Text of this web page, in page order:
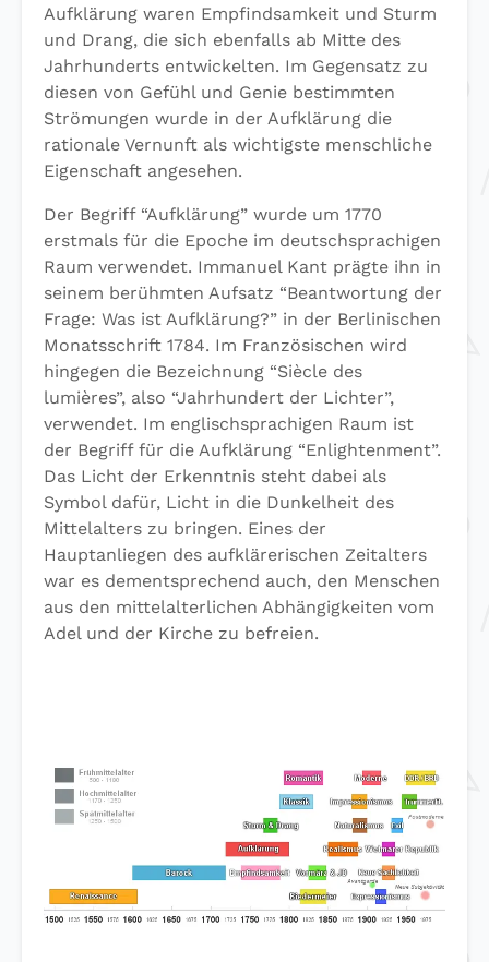
Aufklärung waren Empfindsamkeit und Sturm
und Drang, die sich ebenfalls ab Mitte des
Jahrhunderts entwickelten. Im Gegensatz zu
diesen von Gefühl und Genie bestimmten
Strömungen wurde in der Aufklärung die
rationale Vernunft als wichtigste menschliche
Eigenschaft angesehen.
Der Begriff “Aufklärung” wurde um 1770
erstmals für die Epoche im deutschsprachigen
Raum verwendet. Immanuel Kant prägte ihn in
seinem berühmten Aufsatz “Beantwortung der
Frage: Was ist Aufklärung?” in der Berlinischen
Monatsschrift 1784. Im Französischen wird
hingegen die Bezeichnung “Siècle des
lumières”, also “Jahrhundert der Lichter”,
verwendet. Im englischsprachigen Raum ist
der Begriff für die Aufklärung “Enlightenment”.
Das Licht der Erkenntnis steht dabei als
Symbol dafür, Licht in die Dunkelheit des
Mittelalters zu bringen. Eines der
Hauptanliegen des aufklärerischen Zeitalters
war es dementsprechend auch, den Menschen
aus den mittelalterlichen Abhängigkeiten vom
Adel und der Kirche zu befreien.